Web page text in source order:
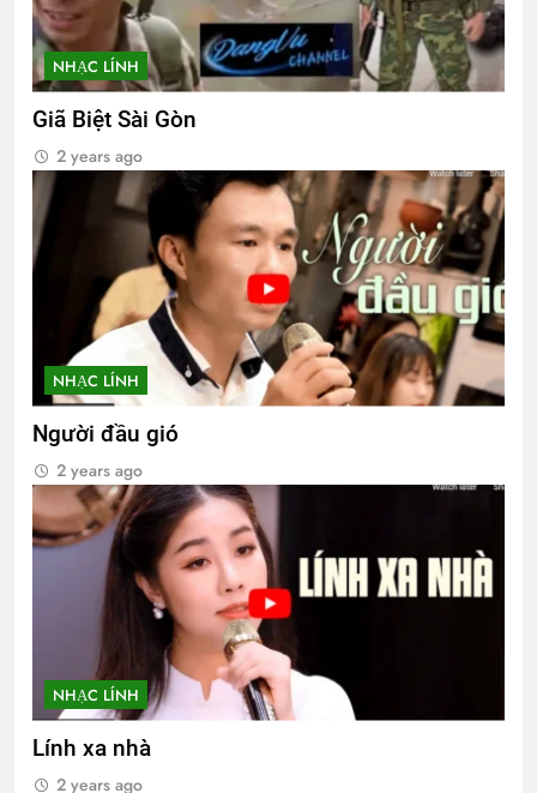
NHẠC LÍNH
Giã Biệt Sài Gòn
2 years ago
NHẠC LÍNH
Người đầu gió
2 years ago
NHẠC LÍNH
Lính xa nhà
2 years ago